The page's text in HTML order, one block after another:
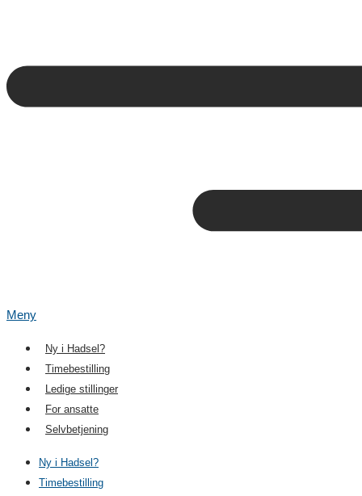
Meny
Ny i Hadsel?
Timebestilling
Ledige stillinger
For ansatte
Selvbetjening
Ny i Hadsel?
Timebestilling